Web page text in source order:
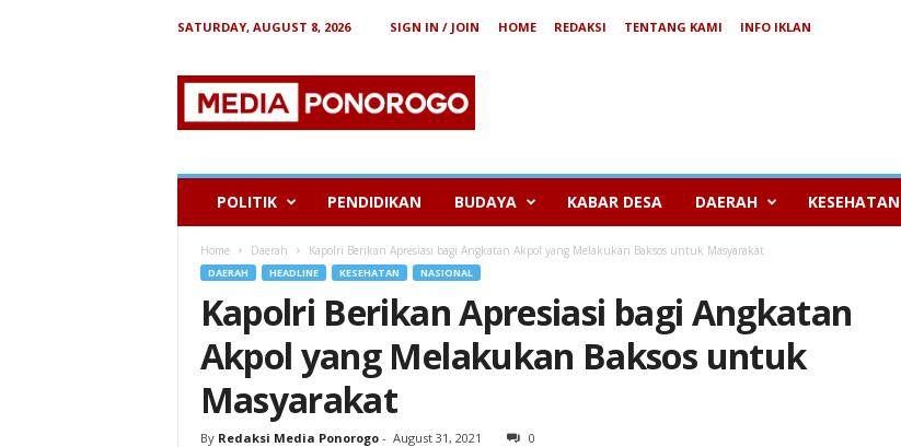
SATURDAY, AUGUST 8, 2026 SIGN IN / JOIN HOME REDAKSI TENTANG KAMI
INFO IKLAN
e
POLITIK PENDIDIKAN BUDAYA KABAR DESA DAERAH KESEHATAN
Home Daerah Kapolri Berikan Apresiasi bagi Angkatan Akpol yang Melakukan Baksos untuk Masyarakat
DAERAH HEADLINE KESEHATAN NASIONAL
Kapolri Berikan Apresiasi bagi Angkatan
Akpol yang Melakukan Baksos untuk
Masyarakat
By Redaksi Media Ponorogo- August 31, 2021 0